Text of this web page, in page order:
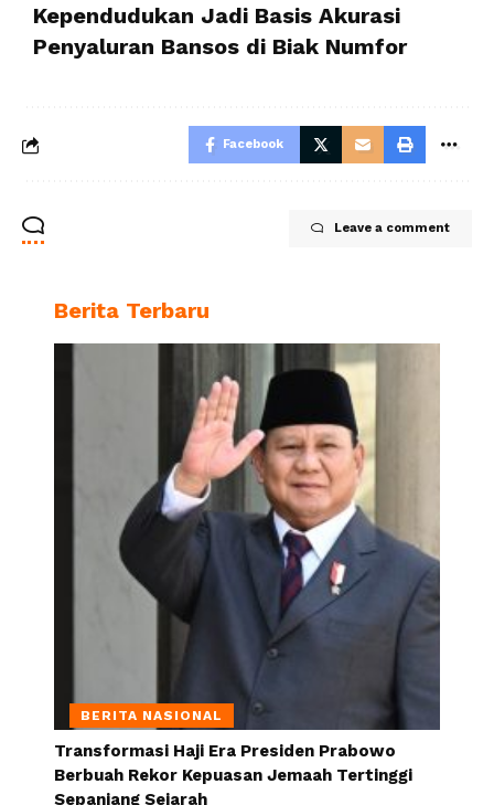
Kependudukan Jadi Basis Akurasi
Penyaluran Bansos di Biak Numfor
Facebook
Leave a comment
Berita Terbaru
BERITA NASIONAL
Transformasi Haji Era Presiden Prabowo
Berbuah Rekor Kepuasan Jemaah Tertinggi
Sepanjang Sejarah